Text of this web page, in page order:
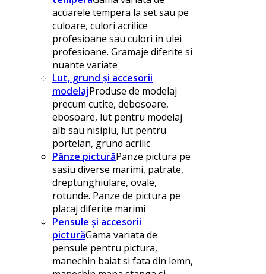
acuarele tempera la set sau pe
culoare, culori acrilice
profesioane sau culori in ulei
profesioane. Gramaje diferite si
nuante variate
Lut, grund și accesorii
modelajProduse de modelaj
precum cutite, debosoare,
ebosoare, lut pentru modelaj
alb sau nisipiu, lut pentru
portelan, grund acrilic
Pânze picturăPanze pictura pe
sasiu diverse marimi, patrate,
dreptunghiulare, ovale,
rotunde. Panze de pictura pe
placaj diferite marimi
Pensule și accesorii
picturăGama variata de
pensule pentru pictura,
manechin baiat si fata din lemn,